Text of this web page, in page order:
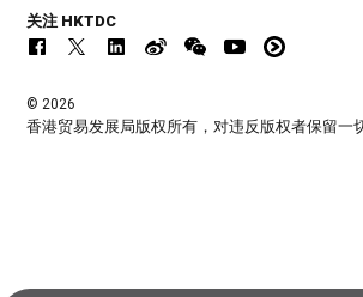
关注 HKTDC
© 2026
香港贸易发展局版权所有，对违反版权者保留一